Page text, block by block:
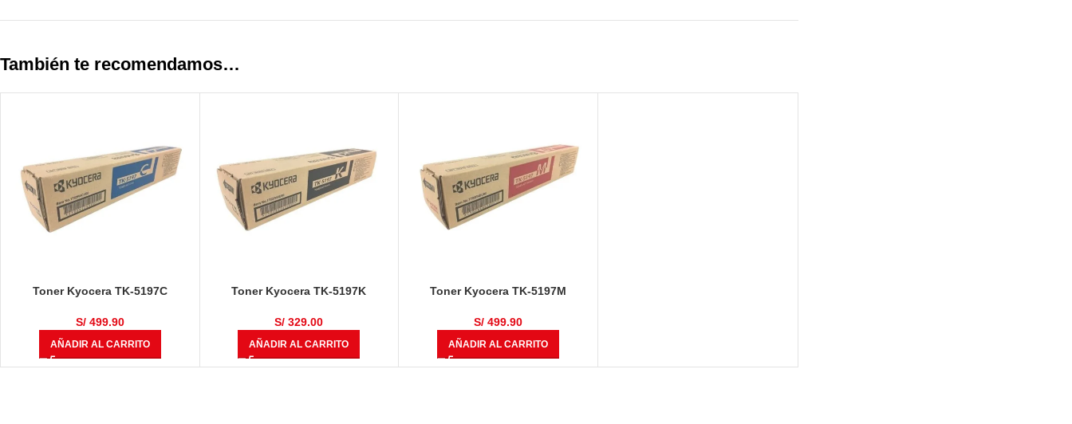
También te recomendamos…
Toner Kyocera TK-5197C
Cyan 7,000 Páginas
S/499.90
AÑADIR AL CARRITO
Toner Kyocera TK-5197K
Negro 15,000 Páginas
S/ 329.00
AÑADIR AL CARRITO
Toner Kyocera TK-5197M
Magenta 7,000 Páginas
S/ 499.90
AÑADIR AL CARRITO